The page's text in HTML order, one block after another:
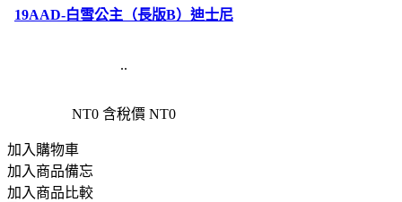
19AAD-白雪公主（長版B）迪士尼
..
NT0 含稅價 NT0
加入購物車
加入商品備忘
加入商品比較